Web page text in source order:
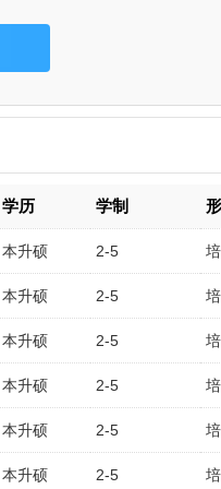
学历 学制
本升硕 2-5
本升硕 2-5
本升硕 2-5
本升硕 2-5
本升硕 2-5
本升硕 2-5